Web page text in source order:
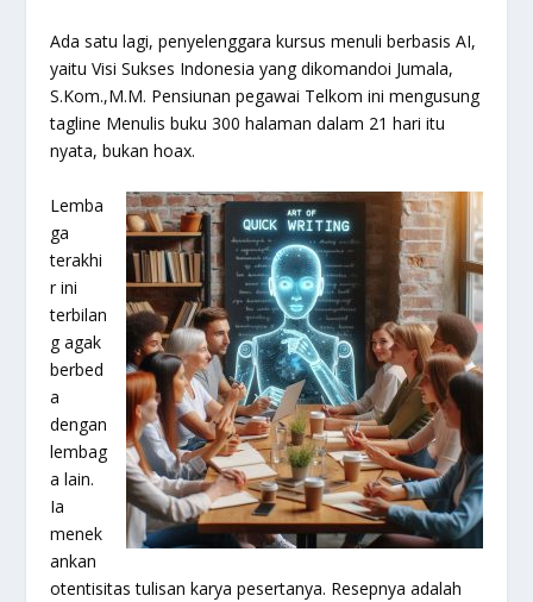
Ada satu lagi, penyelenggara kursus menuli berbasis AI,
yaitu Visi Sukses Indonesia yang dikomandoi Jumala,
S.Kom.,M.M. Pensiunan pegawai Telkom ini mengusung
tagline Menulis buku 300 halaman dalam 21 hari itu
nyata, bukan hoax.
Lemba
ga
terakhi
r ini
terbilan
g agak
berbed
a
dengan
lembag
a lain.
Ia
menek
ankan
otentisitas tulisan karya pesertanya. Resepnya adalah